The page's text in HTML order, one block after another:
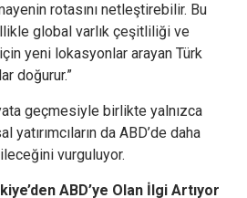
rotasını netleştirebilir. Bu
global varlık çeşitliliği ve
yeni lokasyonlar arayan Türk
doğurur.”
geçmesiyle birlikte yalnızca
da ABD’de daha
vurguluyor.
ABD’ye Olan İlgi Artıyor